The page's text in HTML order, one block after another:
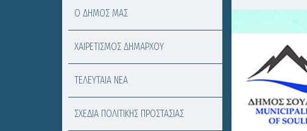
Ο ΔΗΜΟΣ ΜΑΣ
ΧΑΙΡΕΤΙΣΜΟΣ ΔΗΜΑΡΧΟΥ
ΤΕΛΕΥΤΑΙΑ ΝΕΑ
ΣΧΕΔΙΑ ΠΟΛΙΤΙΚΗΣ ΠΡΟΣΤΑΣΙΑΣ